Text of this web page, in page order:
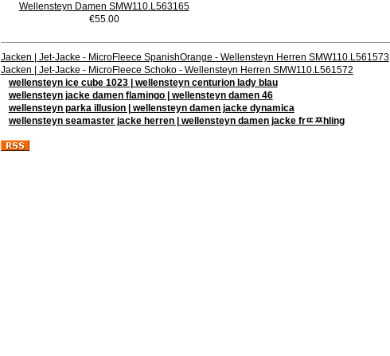
Wellensteyn Damen SMW110.L563165
€55.00
Jacken | Jet-Jacke - MicroFleece SpanishOrange - Wellensteyn Herren SMW110.L561573
Jacken | Jet-Jacke - MicroFleece Schoko - Wellensteyn Herren SMW110.L561572
wellensteyn ice cube 1023 | wellensteyn centurion lady blau
wellensteyn jacke damen flamingo | wellensteyn damen 46
wellensteyn parka illusion | wellensteyn damen jacke dynamica
wellensteyn seamaster jacke herren | wellensteyn damen jacke frﾨﾹhling